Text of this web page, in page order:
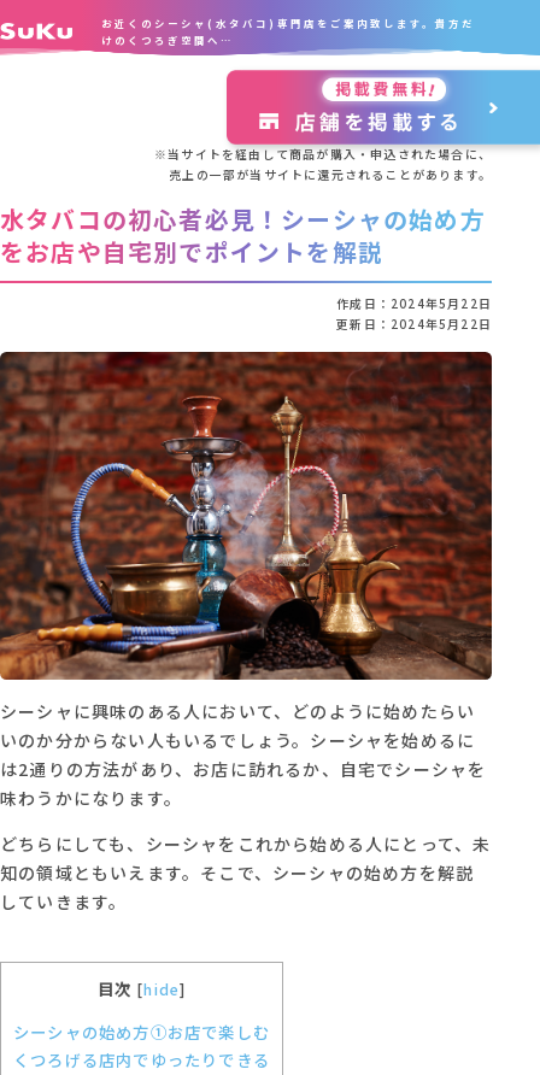
お近くのシーシャ(水タバコ)専門店をご案内致します。貴方だ
けのくつろぎ空間へ…
※当サイトを経由して商品が購入・申込された場合に、
売上の一部が当サイトに還元されることがあります。
水タバコの初心者必見！シーシャの始め方
をお店や自宅別でポイントを解説
作成日： 2024年5月22日
更新日： 2024年5月22日
シーシャに興味のある人において、どのように始めたらい
いのか分からない人もいるでしょう。シーシャを始めるに
は2通りの方法があり、お店に訪れるか、自宅でシーシャを
味わうかになります。
どちらにしても、シーシャをこれから始める人にとって、未
知の領域ともいえます。そこで、シーシャの始め方を解説
していきます。
目次 [hide]
シーシャの始め方①お店で楽しむ
くつろげる店内でゆったりできる